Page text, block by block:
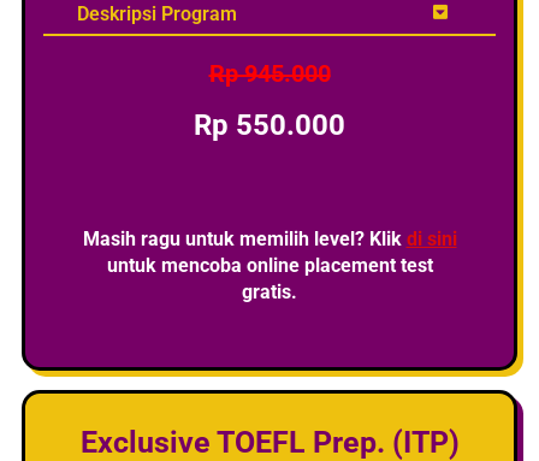
Deskripsi Program
Rp 945.000
Rp 550.000
Masih ragu untuk memilih level? Klik di sini
untuk mencoba online placement test
gratis.
Exclusive TOEFL Prep. (ITP)